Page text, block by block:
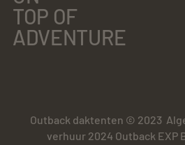
TOP OF
ADVENTURE
Outback daktenten © 2023
verhuur 2024 Outback EXP